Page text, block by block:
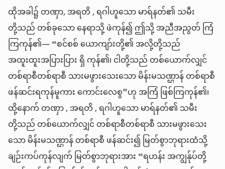
ထိုအခါ၌ တဏှာ, အရတိ , ရဂါဟူသော မာရ်နတ်၏ သမီး
တို့သည် တစ်ခုသော နေရာသို့ ဖဲကုန်၍ ဤသို့ အညီအညွတ် ကြံ
ကြကုန်၏— “စင်စစ် ယောကျာ်းတို့၏ အလို့တို့သည်
အထူးထူးအပြားပြား ရှိ ကုန်၏၊ ငါတို့သည် တစ်ယောက်လျှင်
တစ်ရာစီတစ်ရာစီ သားမဖွားသေးသော မိန်းမသဏ္ဌာန် တစ်ရာစီ
ဖန်ဆင်းရကုန်မူကား ကောင်းလေစွ”ဟု အကြံ ဖြစ်ကြကုန်၏၊
ထို့နောက် တဏှာ , အရတိ , ရဂါဟူသော မာရ်နတ်၏ သမီး
တို့သည် တစ်ယောက်လျှင် တစ်ရာစီတစ်ရာစီ သားမဖွားသေး
သော မိန်းမသဏ္ဌာန် တစ်ရာစီ ဖန်ဆင်း၍ မြတ်စွာဘုရားထံသို့
ချဉ်းကပ်ကုန်လျက် မြတ်စွာဘုရားအား “ရဟန်း အကျွန်ုပ်တို့